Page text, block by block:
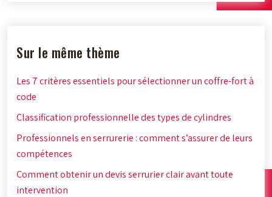
Sur le même thème
Les 7 critères essentiels pour sélectionner un coffre-fort à
code
Classification professionnelle des types de cylindres
Professionnels en serrurerie : comment s’assurer de leurs
compétences
Comment obtenir un devis serrurier clair avant toute
intervention